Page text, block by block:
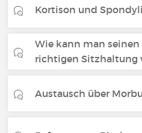
Kortison und
Wie kann man
richtigen Sitzhaltung
Austausch über